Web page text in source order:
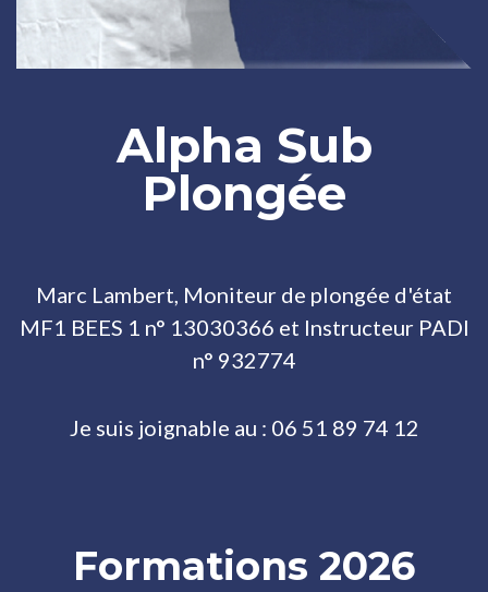
Alpha Sub
Plongée
Marc Lambert, Moniteur de plongée d'état
MF1 BEES 1 n° 13030366 et Instructeur PADI
n° 932774
Je suis joignable au : 06 51 89 74 12
Formations 2026